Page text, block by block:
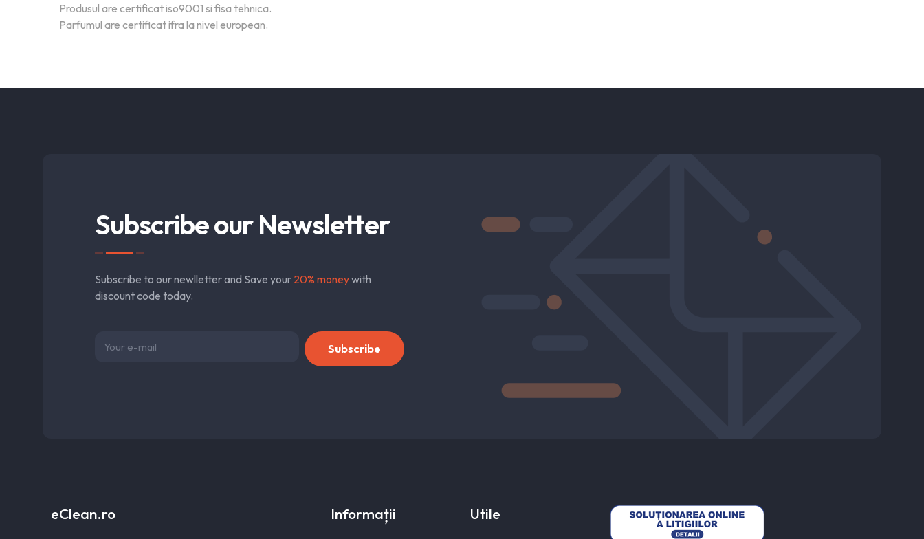
Produsul are certificat iso9001 si fisa tehnica.
Parfumul are certificat ifra la nivel european.
Subscribe our Newsletter
Subscribe to our newlletter and Save your 20% moneywith
discount code today.
eClean.ro Informații Utile